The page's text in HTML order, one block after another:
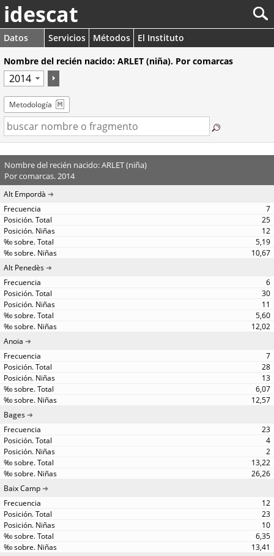
idescat
Datos Servicios Métodos
El Instituto
Nombre del recién nacido: ARLET (niña). Por comarcas
Metodología
Nombre del recién nacido: ARLET (niña)
Por comarcas. 2014
Alt Empordà
7
25
12
5,19
10,67
Alt Penedès
6
30
11
5,60
12,02
Anoia
7
28
13
6,07
12,57
Bages
23
4
2
13,22
26,26
Baix Camp
12
23
10
6,35
13,41